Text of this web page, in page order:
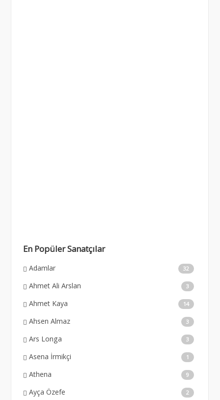
En Popüler Sanatçılar
Adamlar 32
Ahmet Ali Arslan 3
Ahmet Kaya 14
Ahsen Almaz 3
Ars Longa 3
Asena İrmikçi 1
Athena 9
Ayça Özefe 2